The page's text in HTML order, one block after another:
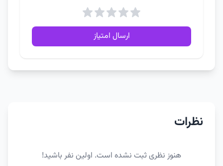
ارسال امتیاز
نظرات
هنوز نظری ثبت نشده است. اولین نفر باشید!